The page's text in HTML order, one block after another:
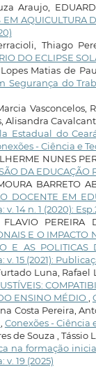
Araujo,
EM AQUICULTURA
Thiago
DO ECLIPSE
Matias de
Segurança do
Vasconcelos,
Alisandra
Estadual do
- Ciência e
NUNES
DA EDUCAÇÃO
BARRETO
DOCENTE EM
v. 14 n. 1 (2020):
PEREIRA
E O IMPACTO
E AS
v. 15 (2021):
Luna, Rafael
ENSINO MÉDIO
Costa Pereira,
Conexões - Ciência
de Souza ,
na formação
v. 19 (2025)